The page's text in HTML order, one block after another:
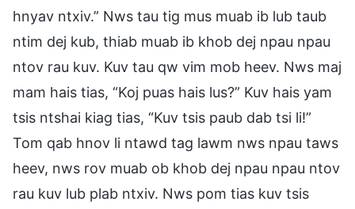
hnyav ntxiv.” Nws tau tig mus muab ib lub taub
ntim dej kub, thiab muab ib khob dej npau npau
ntov rau kuv. Kuv tau qw vim mob heev. Nws maj
mam hais tias, “Koj puas hais lus?” Kuv hais yam
tsis ntshai kiag tias, “Kuv tsis paub dab tsi li!”
Tom qab hnov li ntawd tag lawm nws npau taws
heev, nws rov muab ob khob dej npau npau ntov
rau kuv lub plab ntxiv. Nws pom tias kuv tsis